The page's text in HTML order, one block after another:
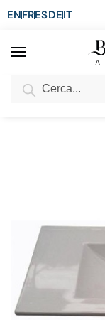
ENFRESDEIT
SCONTO